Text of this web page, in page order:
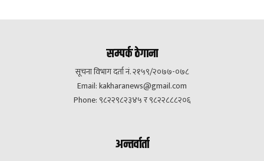
सम्पर्क ठेगाना
सूचना विभाग दर्ता नं. २१५९/२०७७-०७८
Email:kakharanews@gmail.com
Phone: ९८२२९८२३४५ र ९८२२८८८२०६
अन्तर्वार्ता